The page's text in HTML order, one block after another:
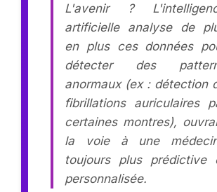
L'avenir ?
artificielle analyse de
en plus ces données
détecter des
anormaux (ex : détection
fibrillations auriculaires
certaines montres),
la voie à une
toujours plus prédictive
personnalisée.